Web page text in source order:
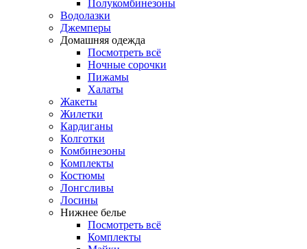
Полукомбинезоны
Водолазки
Джемперы
Домашняя одежда
Посмотреть всё
Ночные сорочки
Пижамы
Халаты
Жакеты
Жилетки
Кардиганы
Колготки
Комбинезоны
Комплекты
Костюмы
Лонгсливы
Лосины
Нижнее белье
Посмотреть всё
Комплекты